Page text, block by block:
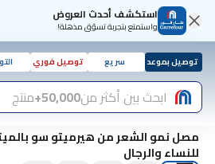
استكشف أحدث العروض
واستمتع بتجربة تسوّق مذهلة!
توصيل بموعد سريع توصيل فوري
ابحث بين أكثر من50,000+ منتج
مصل نمو الشعر من هيرميتو سو
للنساء والرجال